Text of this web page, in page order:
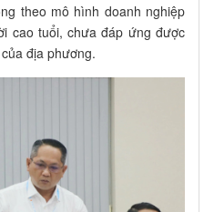
theo mô hình doanh nghiệp
cao tuổi, chưa đáp ứng được
địa phương.